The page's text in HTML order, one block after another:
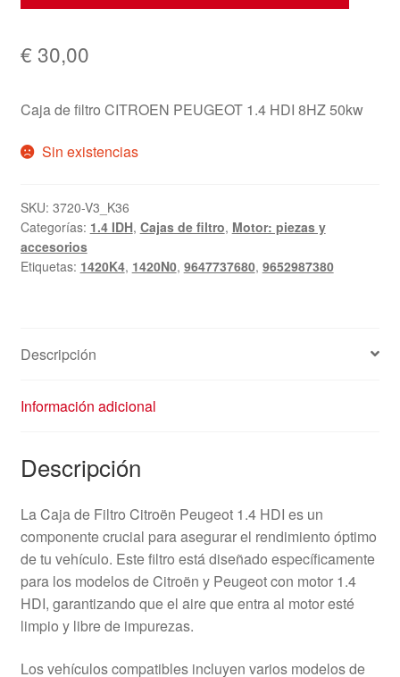
€ 30,00
Caja de filtro CITROEN PEUGEOT 1.4 HDI 8HZ 50kw
Sin existencias
SKU: 3720-V3_K36
Categorías: 1.4 IDH, Cajas de filtro, Motor: piezas y
accesorios
Etiquetas: 1420K4, 1420N0, 9647737680, 9652987380
Descripción
Información adicional
Descripción
La Caja de Filtro Citroën Peugeot 1.4 HDI es un
componente crucial para asegurar el rendimiento óptimo
de tu vehículo. Este filtro está diseñado específicamente
para los modelos de Citroën y Peugeot con motor 1.4
HDI, garantizando que el aire que entra al motor esté
limpio y libre de impurezas.
Los vehículos compatibles incluyen varios modelos de